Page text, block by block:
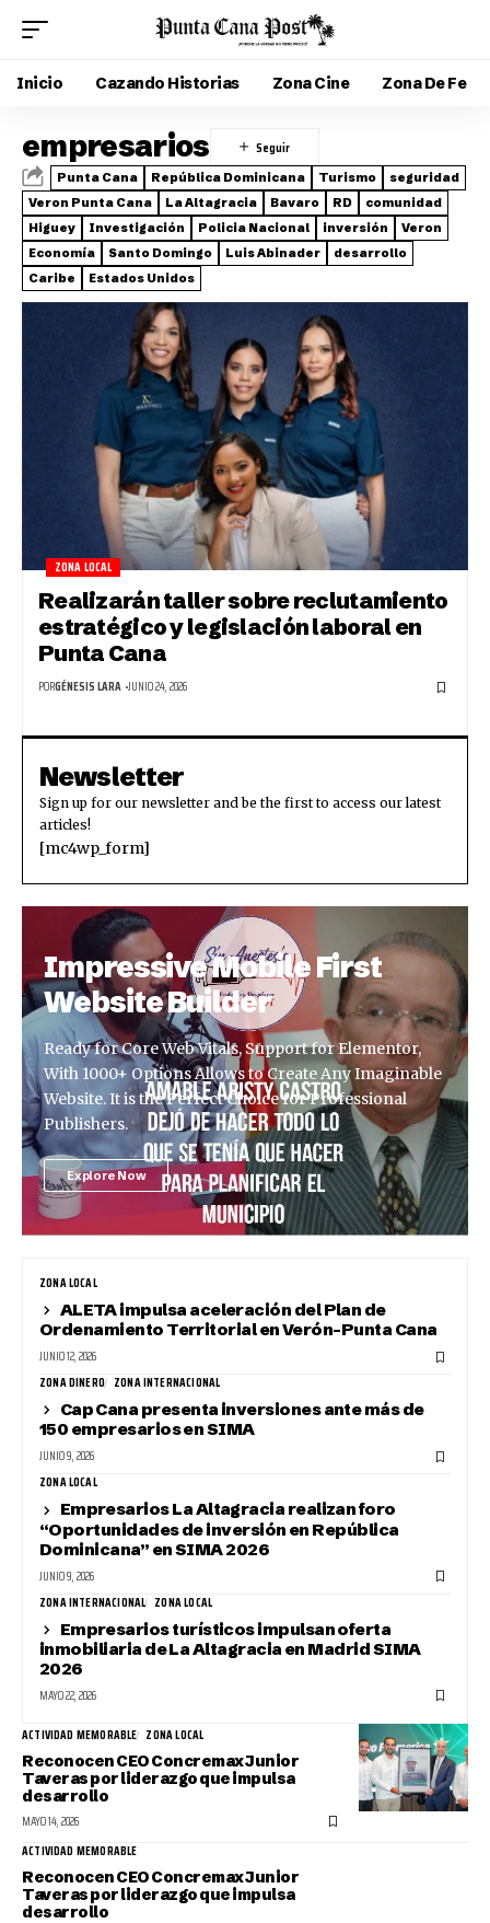
Inicio Cazando Historias Zona Cine Zona De Fe
empresarios
Punta Cana República Dominicana Turismo
seguridad
Veron Punta Cana
La Altagracia Bavaro RD
comunidad
Higuey
Investigación Policia Nacional inversión
Veron
Economía
Santo Domingo Luis Abinader
desarrollo
Caribe
Estados Unidos
ZONA LOCAL
Realizarán taller sobre reclutamiento
estratégico y legislación laboral en
Punta Cana
PORGÉNESIS LARA JUNIO 24, 2026
Newsletter
Sign up for our newsletter and be the first to access our latest
articles!
[mc4wp_form]
Impressive Mobile First
Website Builder
Ready for Core Web Vitals, Support for Elementor,
With 1000+ Options Allows to Create Any Imaginable
Website. It is the Perfect Choice for Professional
Publishers.
Explore Now
ZONA LOCAL
ALETA impulsa aceleración del Plan de
Ordenamiento Territorial en Verón-Punta Cana
JUNIO 12, 2026
ZONA DINERO ZONA INTERNACIONAL
Cap Cana presenta inversiones ante más de
150 empresarios en SIMA
JUNIO 9, 2026
ZONA LOCAL
Empresarios La Altagracia realizan foro
“Oportunidades de inversión en República
Dominicana” en SIMA 2026
JUNIO 9, 2026
ZONA INTERNACIONAL ZONA LOCAL
Empresarios turísticos impulsan oferta
inmobiliaria de La Altagracia en Madrid SIMA
2026
MAYO 22, 2026
ACTIVIDAD MEMORABLE ZONA LOCAL
Reconocen CEO Concremax Junior
Taveras por liderazgo que impulsa
desarrollo
MAYO 14, 2026
ACTIVIDAD MEMORABLE
Reconocen CEO Concremax Junior
Taveras por liderazgo que impulsa
desarrollo